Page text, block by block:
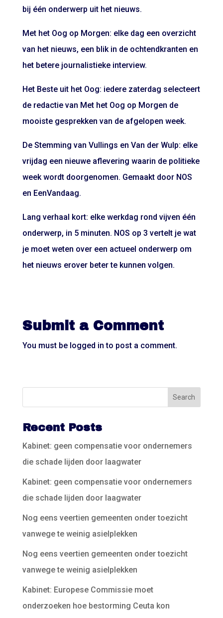
bij één onderwerp uit het nieuws.
Met het Oog op Morgen: elke dag een overzicht
van het nieuws, een blik in de ochtendkranten en
het betere journalistieke interview.
Het Beste uit het Oog: iedere zaterdag selecteert
de redactie van Met het Oog op Morgen de
mooiste gesprekken van de afgelopen week.
De Stemming van Vullings en Van der Wulp: elke
vrijdag een nieuwe aflevering waarin de politieke
week wordt doorgenomen. Gemaakt door NOS
en EenVandaag.
Lang verhaal kort: elke werkdag rond vijven één
onderwerp, in 5 minuten. NOS op 3 vertelt je wat
je moet weten over een actueel onderwerp om
het nieuws erover beter te kunnen volgen.
Submit a Comment
You must be logged in to post a comment.
Recent Posts
Kabinet: geen compensatie voor ondernemers
die schade lijden door laagwater
Kabinet: geen compensatie voor ondernemers
die schade lijden door laagwater
Nog eens veertien gemeenten onder toezicht
vanwege te weinig asielplekken
Nog eens veertien gemeenten onder toezicht
vanwege te weinig asielplekken
Kabinet: Europese Commissie moet
onderzoeken hoe bestorming Ceuta kon